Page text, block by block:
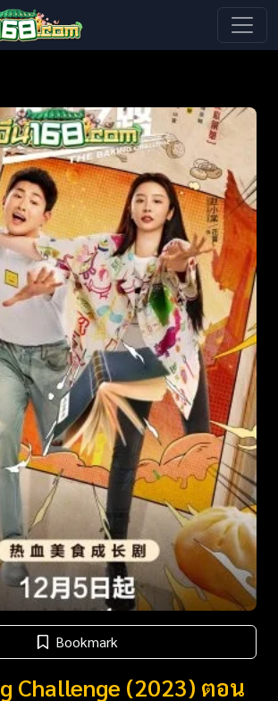
Bookmark
Challenge (2023) ตอน